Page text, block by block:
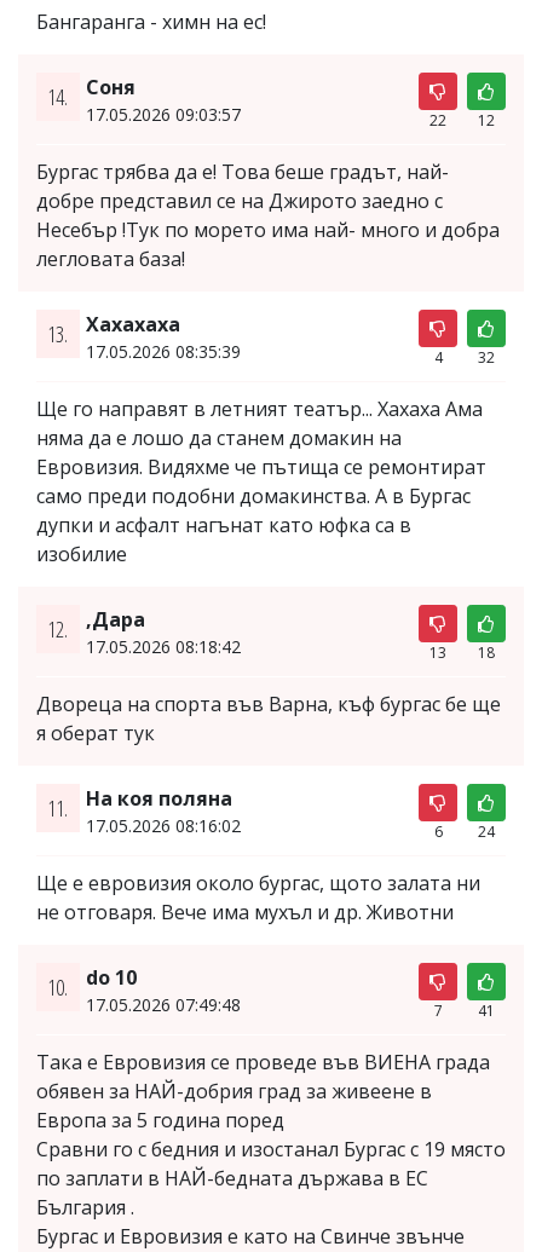
Бангаранга - химн на ес!
14. Соня
17.05.2026 09:03:57 22 12
Бургас трябва да е! Това беше градът, най-
добре представил се на Джирото заедно с
Несебър !Тук по морето има най- много и добра
легловата база!
13. Хахахаха
17.05.2026 08:35:39 4 32
Ще го направят в летният театър... Хахаха Ама
няма да е лошо да станем домакин на
Евровизия. Видяхме че пътища се ремонтират
само преди подобни домакинства. А в Бургас
дупки и асфалт нагънат като юфка са в
изобилие
12. ,Дара
17.05.2026 08:18:42 13 18
Двореца на спорта във Варна, къф бургас бе ще
я оберат тук
11. На коя поляна
17.05.2026 08:16:02 6 24
Ще е евровизия около бургас, щото залата ни
не отговаря. Вече има мухъл и др. Животни
10. do 10
17.05.2026 07:49:48 7 41
Така е Евровизия се проведе във ВИЕНА града
обявен за НАЙ-добрия град за живеене в
Европа за 5 година поред
Сравни го с бедния и изостанал Бургас с 19 място
по заплати в НАЙ-бедната държава в ЕС
България .
Бургас и Евровизия е като на Свинче звънче